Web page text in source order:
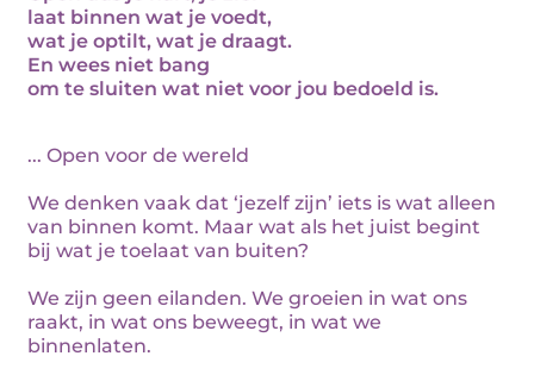
laat binnen wat je voedt,
wat je optilt, wat je draagt.
En wees niet bang
om te sluiten wat niet voor jou bedoeld is.
... Open voor de wereld
We denken vaak dat ‘jezelf zijn’ iets is wat alleen
van binnen komt. Maar wat als het juist begint
bij wat je toelaat van buiten?
We zijn geen eilanden. We groeien in wat ons
raakt, in wat ons beweegt, in wat we
binnenlaten.